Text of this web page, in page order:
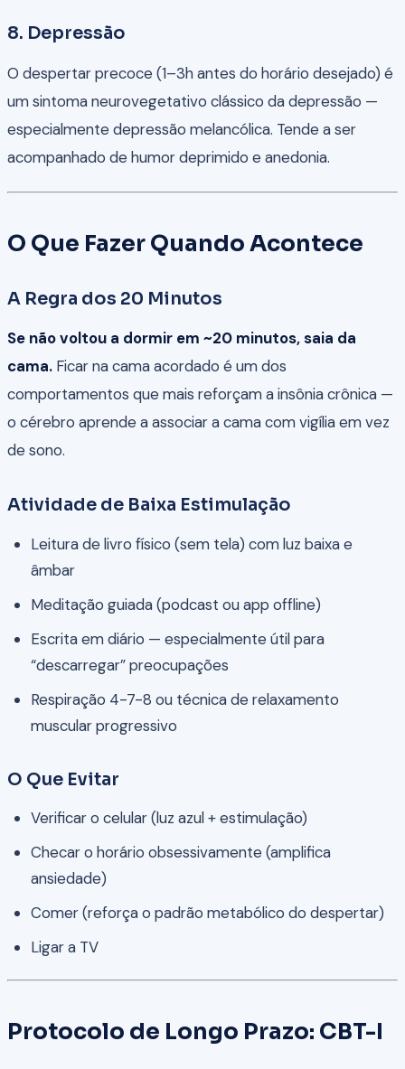
8. Depressão
O despertar precoce (1–3h antes do horário desejado) é
um sintoma neurovegetativo clássico da depressão —
especialmente depressão melancólica. Tende a ser
acompanhado de humor deprimido e anedonia.
O Que Fazer Quando Acontece
A Regra dos 20 Minutos
Se não voltou a dormir em ~20 minutos, saia da
cama. Ficar na cama acordado é um dos
comportamentos que mais reforçam a insônia crônica —
o cérebro aprende a associar a cama com vigília em vez
de sono.
Atividade de Baixa Estimulação
Leitura de livro físico (sem tela) com luz baixa e
âmbar
Meditação guiada (podcast ou app offline)
Escrita em diário — especialmente útil para
“descarregar” preocupações
Respiração 4-7-8 ou técnica de relaxamento
muscular progressivo
O Que Evitar
Verificar o celular (luz azul + estimulação)
Checar o horário obsessivamente (amplifica
ansiedade)
Comer (reforça o padrão metabólico do despertar)
Ligar a TV
Protocolo de Longo Prazo: CBT-I